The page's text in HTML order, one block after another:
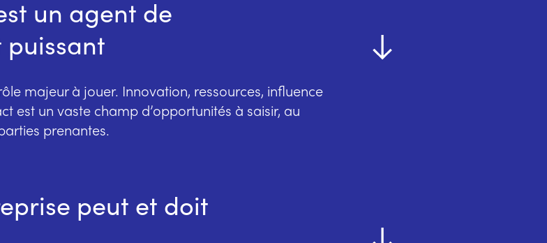
un agent de
majeur à jouer. Innovation, ressources, influence
est un vaste champ d’opportunités à saisir, au
prenantes.
peut et doit